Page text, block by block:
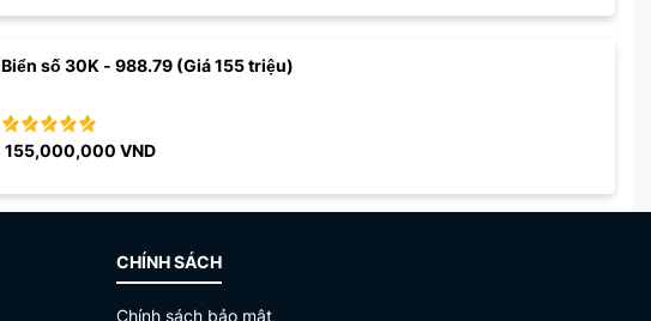
Biển số 30K - 988.79 (Giá 155 triệu)
155,000,000 VND
CHÍNH SÁCH
Chính sách bảo mật